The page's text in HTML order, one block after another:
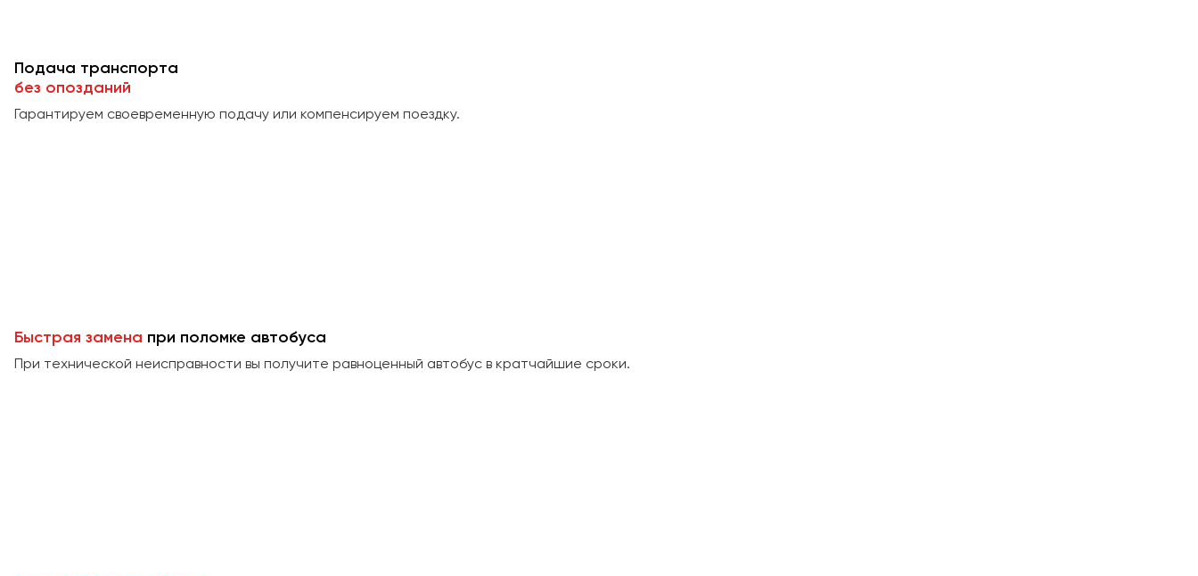
Подача транспорта
без опозданий
Гарантируем своевременную подачу или компенсируем поездку.
Быстрая замена при поломке автобуса
При технической неисправности вы получите равноценный автобус в кратчайшие сроки.